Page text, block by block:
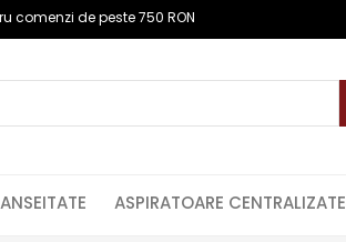
comenzi de peste 750 RON
ASPIRATOARE CENTRALIZATE